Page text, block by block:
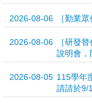
2026-08-06 ［勤業
2026-08-06
［研發
說明會，
2026-08-05 115學年
請請於9/